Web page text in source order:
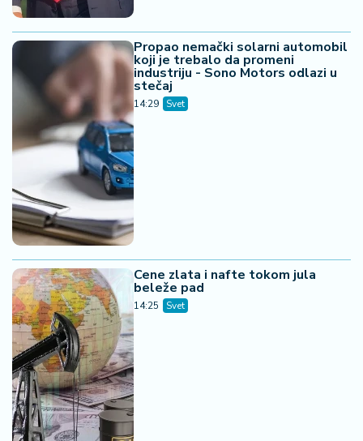
Propao nemački solarni automobil
koji je trebalo da promeni
industriju - Sono Motors odlazi u
stečaj
14:29 Svet
Cene zlata i nafte tokom jula
beleže pad
14:25 Svet